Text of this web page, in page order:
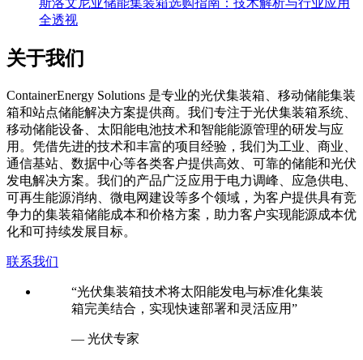
斯洛文尼亚储能集装箱选购指南：技术解析与行业应用
全透视
关于我们
ContainerEnergy Solutions 是专业的光伏集装箱、移动储能集装
箱和站点储能解决方案提供商。我们专注于光伏集装箱系统、
移动储能设备、太阳能电池技术和智能能源管理的研发与应
用。凭借先进的技术和丰富的项目经验，我们为工业、商业、
通信基站、数据中心等各类客户提供高效、可靠的储能和光伏
发电解决方案。我们的产品广泛应用于电力调峰、应急供电、
可再生能源消纳、微电网建设等多个领域，为客户提供具有竞
争力的集装箱储能成本和价格方案，助力客户实现能源成本优
化和可持续发展目标。
联系我们
“光伏集装箱技术将太阳能发电与标准化集装
箱完美结合，实现快速部署和灵活应用”
— 光伏专家